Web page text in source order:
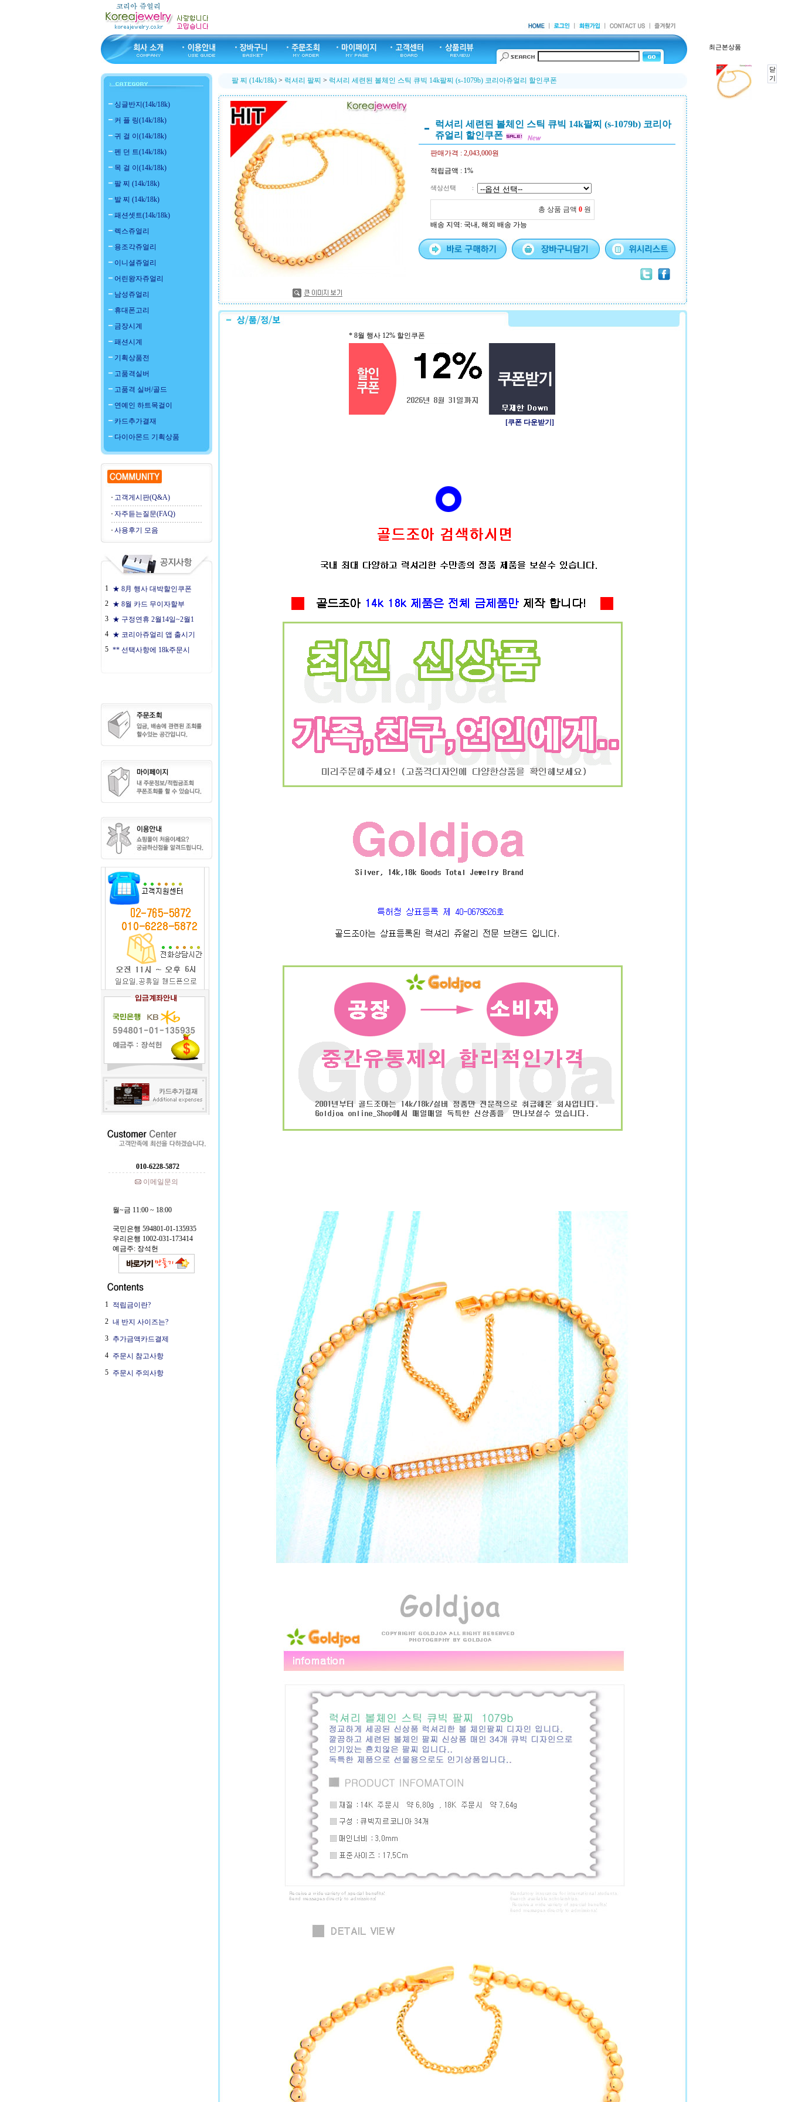
싱글반지(14k/18k)
커 플 링(14k/18k)
귀 걸 이(14k/18k)
펜 던 트(14k/18k)
목 걸 이(14k/18k)
팔 찌 (14k/18k)
발 찌 (14k/18k)
패션셋트(14k/18k)
렉스쥬얼리
용조각쥬얼리
이니셜쥬얼리
어린왕자쥬얼리
남성쥬얼리
휴대폰고리
금장시계
패션시계
기획상품전
고품격실버
고품격 실버/골드
연예인 하트목걸이
카드추가결재
다이아몬드 기획상품
고객게시판(Q&A)
자주듣는질문(FAQ)
사용후기 모음
1 ★ 8月 행사 대박할인쿠폰
2 ★ 8월 카드 무이자할부
3 ★ 구정연휴 2월14일~2월1
4 ★ 코리아쥬얼리 앱 출시기
5 ** 선택사항에 18k주문시
010-6228-5872
이메일문의
월~금 11:00 ~ 18:00
국민은행 594801-01-135935
우리은행 1002-031-173414
예금주: 장석헌
1 적립금이란?
2 내 반지 사이즈는?
3 추가금액카드결제
4 주문시 참고사항
5 주문시 주의사항
팔 찌 (14k/18k) > 럭셔리 팔찌 > 럭셔리 세련된 볼체인 스틱 큐빅 14k팔찌 (s-1079b) 코리아쥬얼리 할인쿠폰
럭셔리 세련된 볼체인 스틱 큐빅 14k팔찌 (s-1079b) 코리아
쥬얼리 할인쿠폰
판매가격 : 2,043,000원
적립금액 : 1%
색상선택 :
총 상품 금액 0 원
배송 지역 : 국내, 해외 배송 가능
* 8월 행사 12% 할인쿠폰
[쿠폰 다운받기]
최근본상품
닫
기